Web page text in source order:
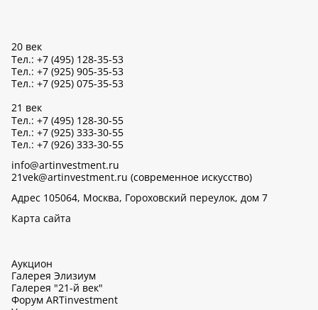
20 век
Тел.: +7 (495) 128-35-53
Тел.: +7 (925) 905-35-53
Тел.: +7 (925) 075-35-53
21 век
Тел.: +7 (495) 128-30-55
Тел.: +7 (925) 333-30-55
Тел.: +7 (926) 333-30-55
info@artinvestment.ru
21vek@artinvestment.ru (современное искусство)
Адрес 105064, Москва, Гороховский переулок, дом 7
Карта сайта
Аукцион
Галерея Элизиум
Галерея "21-й век"
Форум ARTinvestment